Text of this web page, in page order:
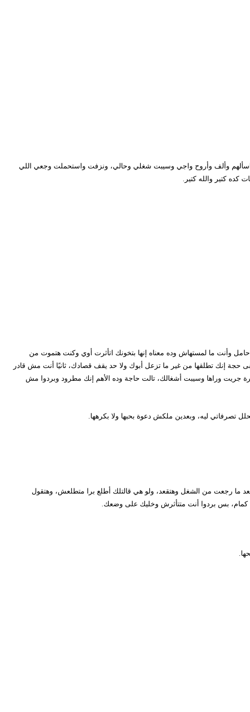
وألف وأروح واجي وسيبت شغلي وحالي، ونزفت واستحملت وجعي اللي
كتير والله كتير.
وأنت ما لمستهاش وده معناه إنها بتخونك اتأثرت أوي وكنت هتموت من
إنك تطلقها من غير ما تزعل أبوك ولا حد يقف قصادك، ثانيًا أنت مش قادر
وراها وسيبت أشغالك، تالت حاجة وده الأهم إنك مطرود وبردوا مش
ليه، وبعدين ملكش دعوة بحبها ولا بكرهها.
رجعت من الشغل وهتقعد، ولو هي قالتلك أطلع برا متطلعش، وهتقول
بس بردوا أنت متتأثرش وخليك على وضعك.